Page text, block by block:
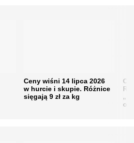
Ceny wiśni 14 lipca 2026
w hurcie i skupie. Różnice
sięgają 9 zł za kg